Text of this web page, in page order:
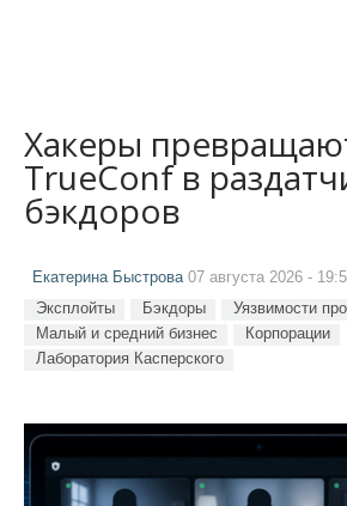
Хакеры
TrueConf в
бэкдоров
Екатерина Быстрова 07 августа 2026 -
Эксплойты Бэкдоры
Уязвимости
Малый и средний бизнес
Корпорации
Лаборатория Касперского